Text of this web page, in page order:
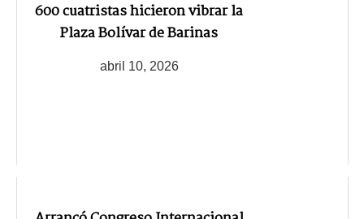
600 cuatristas hicieron vibrar la
Plaza Bolívar de Barinas
abril 10, 2026